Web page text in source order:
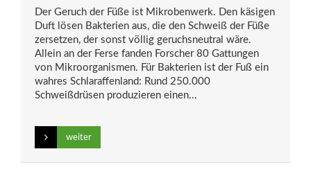
Der Geruch der Füße ist Mikrobenwerk. Den käsigen
Duft lösen Bakterien aus, die den Schweiß der Füße
zersetzen, der sonst völlig geruchsneutral wäre.
Allein an der Ferse fanden Forscher 80 Gattungen
von Mikroorganismen. Für Bakterien ist der Fuß ein
wahres Schlaraffenland: Rund 250.000
Schweißdrüsen produzieren einen...
weiter